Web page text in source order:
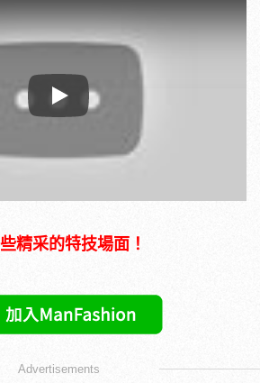
Play
精采的特技場面！
Advertisements